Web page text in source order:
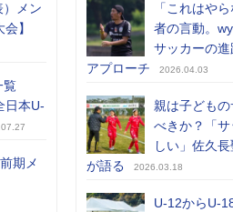
）メン
】
覧
日本U-
期メ
「これはや
者の言動。
サッカーの
アプローチ
2026.04.03
親は子ども
べきか？「
しい」佐久
が語る
2026.03.18
U-12からU-